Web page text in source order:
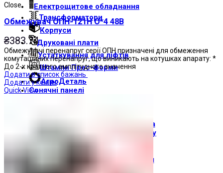
Електрощитове обладнання
Трансформатори
Корпуси
Друкованi плати
Устаткування для ліфтів
Штампи Прес-форми
АгроДеталь
Сонячні панелі
Доставка і оплата
Про торгову марку
Вхід / Реєстрація
Close
Обмежувач ОПН-121Н О*4 48В
₴383.74
Обмежувачі перенапруг серії ОПН призначені для обмеження
комутаційних перенапруг, що виникають на котушках апарату: *
До 2-х кратного амплітудного значення
Додати в список бажань
Додати у кошик
Quick View